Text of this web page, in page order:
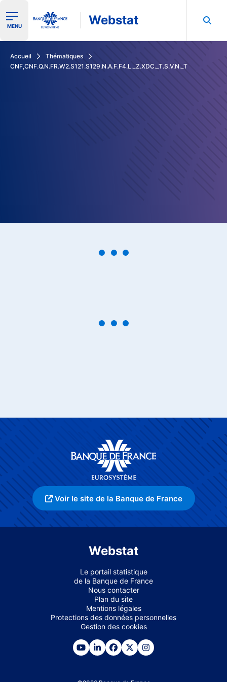
Ouvrir le menu de navigation
MENU Webstat
Accueil
Thématiques
CNF,CNF.Q.N.FR.W2.S121.S129.N.A.F.F4.L._Z.XDC._T.S.V.N._T
Voir le site de la Banque de France
Webstat
Le portail statistique
de la Banque de France
Nous contacter
Plan du site
Mentions légales
Protections des données personnelles
Gestion des cookies